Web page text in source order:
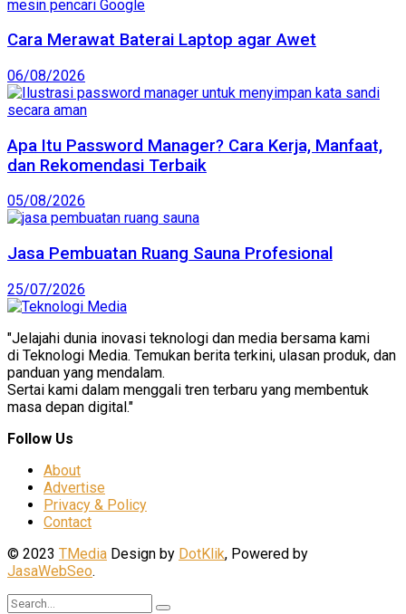
Cara Merawat Baterai Laptop agar Awet
06/08/2026
Apa Itu Password Manager? Cara Kerja, Manfaat,
dan Rekomendasi Terbaik
05/08/2026
Jasa Pembuatan Ruang Sauna Profesional
25/07/2026
"Jelajahi dunia inovasi teknologi dan media bersama kami
di Teknologi Media. Temukan berita terkini, ulasan produk, dan
panduan yang mendalam.
Sertai kami dalam menggali tren terbaru yang membentuk
masa depan digital."
Follow Us
About
Advertise
Privacy & Policy
Contact
© 2023 TMedia Design by DotKlik, Powered by
JasaWebSeo.